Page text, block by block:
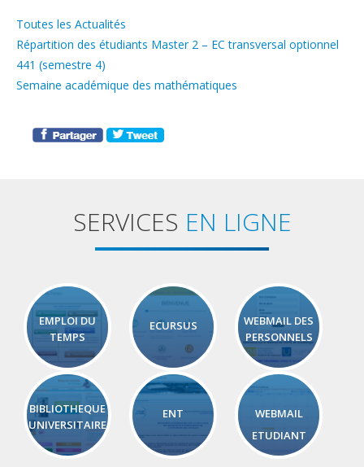
Catégories
Toutes les Actualités
Répartition des étudiants Master 2 – EC transversal optionnel
441 (semestre 4)
Semaine académique des mathématiques
SERVICES EN LIGNE
EMPLOI DU
TEMPS
ECURSUS
WEBMAIL DES
PERSONNELS
BIBLIOTHEQUE
UNIVERSITAIRE
ENT
WEBMAIL
ETUDIANT